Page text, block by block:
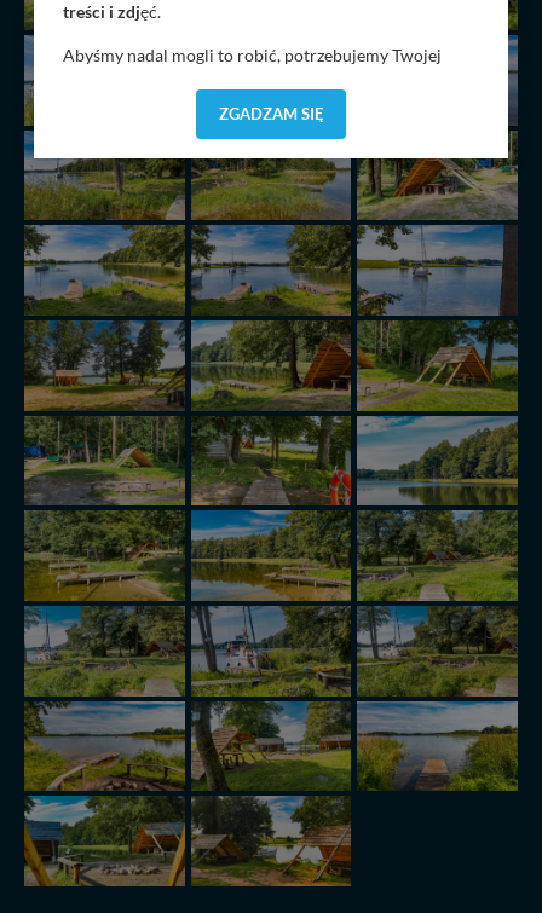
treści i zdjęć.
Abyśmy nadal mogli to robić, potrzebujemy Twojej
dostosować do Twoich preferencji. Twoje dane (w tym
pliki cookies) będą zapisywane w celu usprawnienia
wyszukania, ulubione miejsca, logowania, itp).
Bezpieczeństwo Twoich danych jest dla nas
priorytetowe, bez poinformowania Ciebie nie będziemy
zmieniać zakresu naszych uprawnień. Twoje dane są u
nas bezpieczne, jeśli masz wątpliwości co do naszych
intencji, zawsze możesz wycofać swoją zgodę. Więcej
informacji uzyskach w naszejPolityce Prywatności.
Klikając znak X lub przycisk PRZEJDŹ DO SERWISU
wyrażasz zgodę na przetwarzanie Twoich danych.
Nasz serwis nie wykorzystuje oraz nie udostępnia
Twoich danych innym podmiotom oraz osobom
trzecim. Wyjątkiem jest sytuacja, gdy przekazanie
Twoich danych jest elementem usługi (przekazanie
danych z formularza kontaktowego, przekazanie danych
w przypadku rezerwacji usług typu: nocleg, czartery,
itp). Więcej informacji o zasadach i funkcjonalności
serwisu wRegulaminie Serwisu.
Administratorem Twoich danych jest: Agencja
Reklamowa Kreacja Monika Borkowska, z siedzibą ul.
Wiejska 17, 11-500 Giżycko. Możesz z nami
skontaktować się za pośrednictwem tejstrony.
W każdej chwili możesz: zażądać dostępu do swoich
danych, zażądać ich poprawienia lub usunięcia,
zabronić ich przetwarzania. Pamiętaj jednak, że nie
zawsze jest możliwe techniczne zrealizowanie Twoich
praw w odniesieniu do informacji zawartych w plikach
cookies. Twoja przeglądarka umożliwia Ci skasowanie
tych plików - w pewnych przypadkach nie możemy tego
ZGADZAM SIĘ